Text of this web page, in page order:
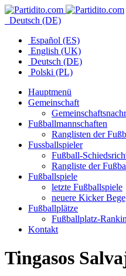
Deutsch (DE)
Español (ES)
English (UK)
Deutsch (DE)
Polski (PL)
Hauptmenü
Gemeinschaft
Fußballmannschaften
Ranglisten der
Fussballspieler
Fußball-
Rangliste der
Fußballspiele
letzte Fußballspiele
neuere Kicker
Fußballplätze
Fußballplatz-
Kontakt
Tingasos